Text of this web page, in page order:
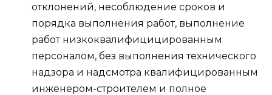
отклонений, несоблюдение сроков и
порядка выполнения работ, выполнение
работ низкоквалифицицированным
персоналом, без выполнения технического
надзора и надсмотра квалифицированным
инженером-строителем и полное